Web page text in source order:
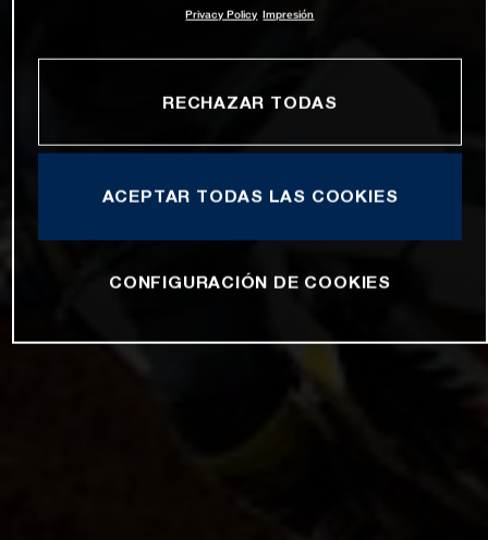
Privacy Policy Impresión
RECHAZAR TODAS
ACEPTAR TODAS LAS COOKIES
CONFIGURACIÓN DE COOKIES